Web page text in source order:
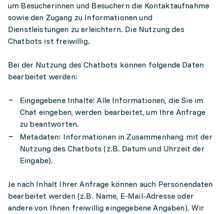
um Besucherinnen und Besuchern die Kontaktaufnahme
sowie den Zugang zu Informationen und
Dienstleistungen zu erleichtern. Die Nutzung des
Chatbots ist freiwillig.
Bei der Nutzung des Chatbots können folgende Daten
bearbeitet werden:
Eingegebene Inhalte: Alle Informationen, die Sie im
Chat eingeben, werden bearbeitet, um Ihre Anfrage
zu beantworten.
Metadaten: Informationen in Zusammenhang mit der
Nutzung des Chatbots (z.B. Datum und Uhrzeit der
Eingabe).
Je nach Inhalt Ihrer Anfrage können auch Personendaten
bearbeitet werden (z.B. Name, E-Mail-Adresse oder
andere von Ihnen freiwillig eingegebene Angaben). Wir